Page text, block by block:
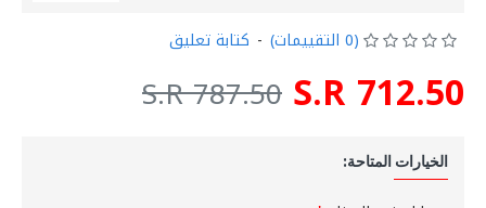
(0 التقييمات) - كتابة تعليق
S.R 712.50
S.R 787.50
الخيارات المتاحة: